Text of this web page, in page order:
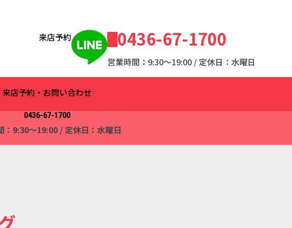
来店予約
0436-67-1700
営業時間：9:30～19:00 / 定休日：水曜日
来店予約・お問い合わせ
0436-67-1700
：9:30～19:00 / 定休日：水曜日